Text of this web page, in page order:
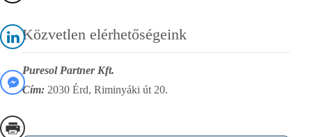
Közvetlen elérhetőségeink
Puresol Partner Kft.
Cím: 2030 Érd, Riminyáki út 20.